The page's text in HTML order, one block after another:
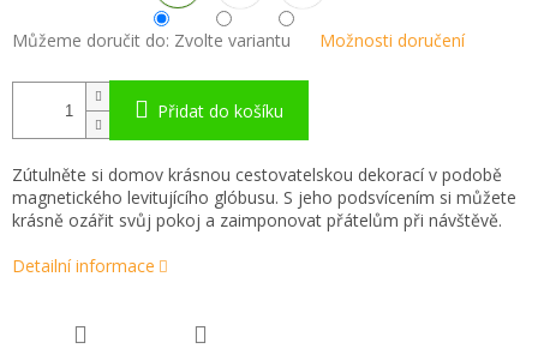
Můžeme doručit do: Zvolte variantu Možnosti doručení
Přidat do košíku
Zútulněte si domov krásnou cestovatelskou dekorací v podobě
magnetického levitujícího glóbusu. S jeho podsvícením si můžete
krásně ozářit svůj pokoj a zaimponovat přátelům při návštěvě.
Detailní informace